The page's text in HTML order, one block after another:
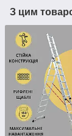
З цим